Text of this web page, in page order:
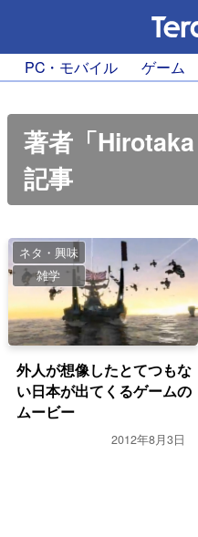
PC・モバイル ゲーム
著者「
記事
ネタ・興味
雑学
外人が想像したとてつもな
い日本が出てくるゲームの
ムービー
2012年8月3日